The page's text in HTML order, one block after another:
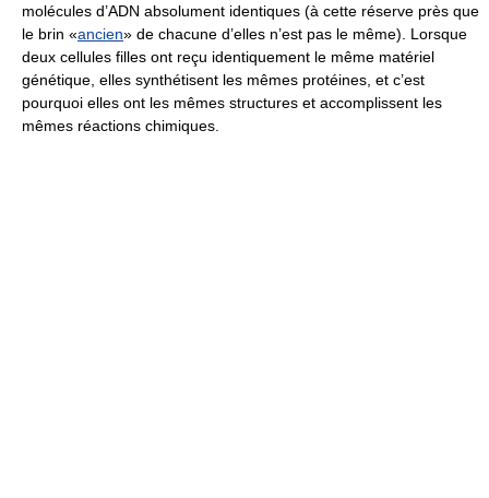
molécules d’ADN absolument identiques (à cette réserve près que
le brin «ancien» de chacune d’elles n’est pas le même). Lorsque
deux cellules filles ont reçu identiquement le même matériel
génétique, elles synthétisent les mêmes protéines, et c’est
pourquoi elles ont les mêmes structures et accomplissent les
mêmes réactions chimiques.